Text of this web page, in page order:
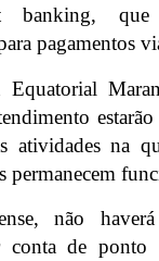
banking, que
pagamentos
atividades na
permanecem
não
conta de ponto